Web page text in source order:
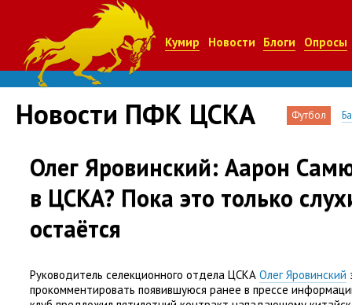
Кумир Новости Блоги Опросы
Новости ПФК ЦСКА Футбол
Олег Яровинский: Аарон
в ЦСКА? Пока это только
остаётся
Руководитель селекционного отдела ЦСКА Олег Яровинский
прокомментировать появившуюся ранее в прессе